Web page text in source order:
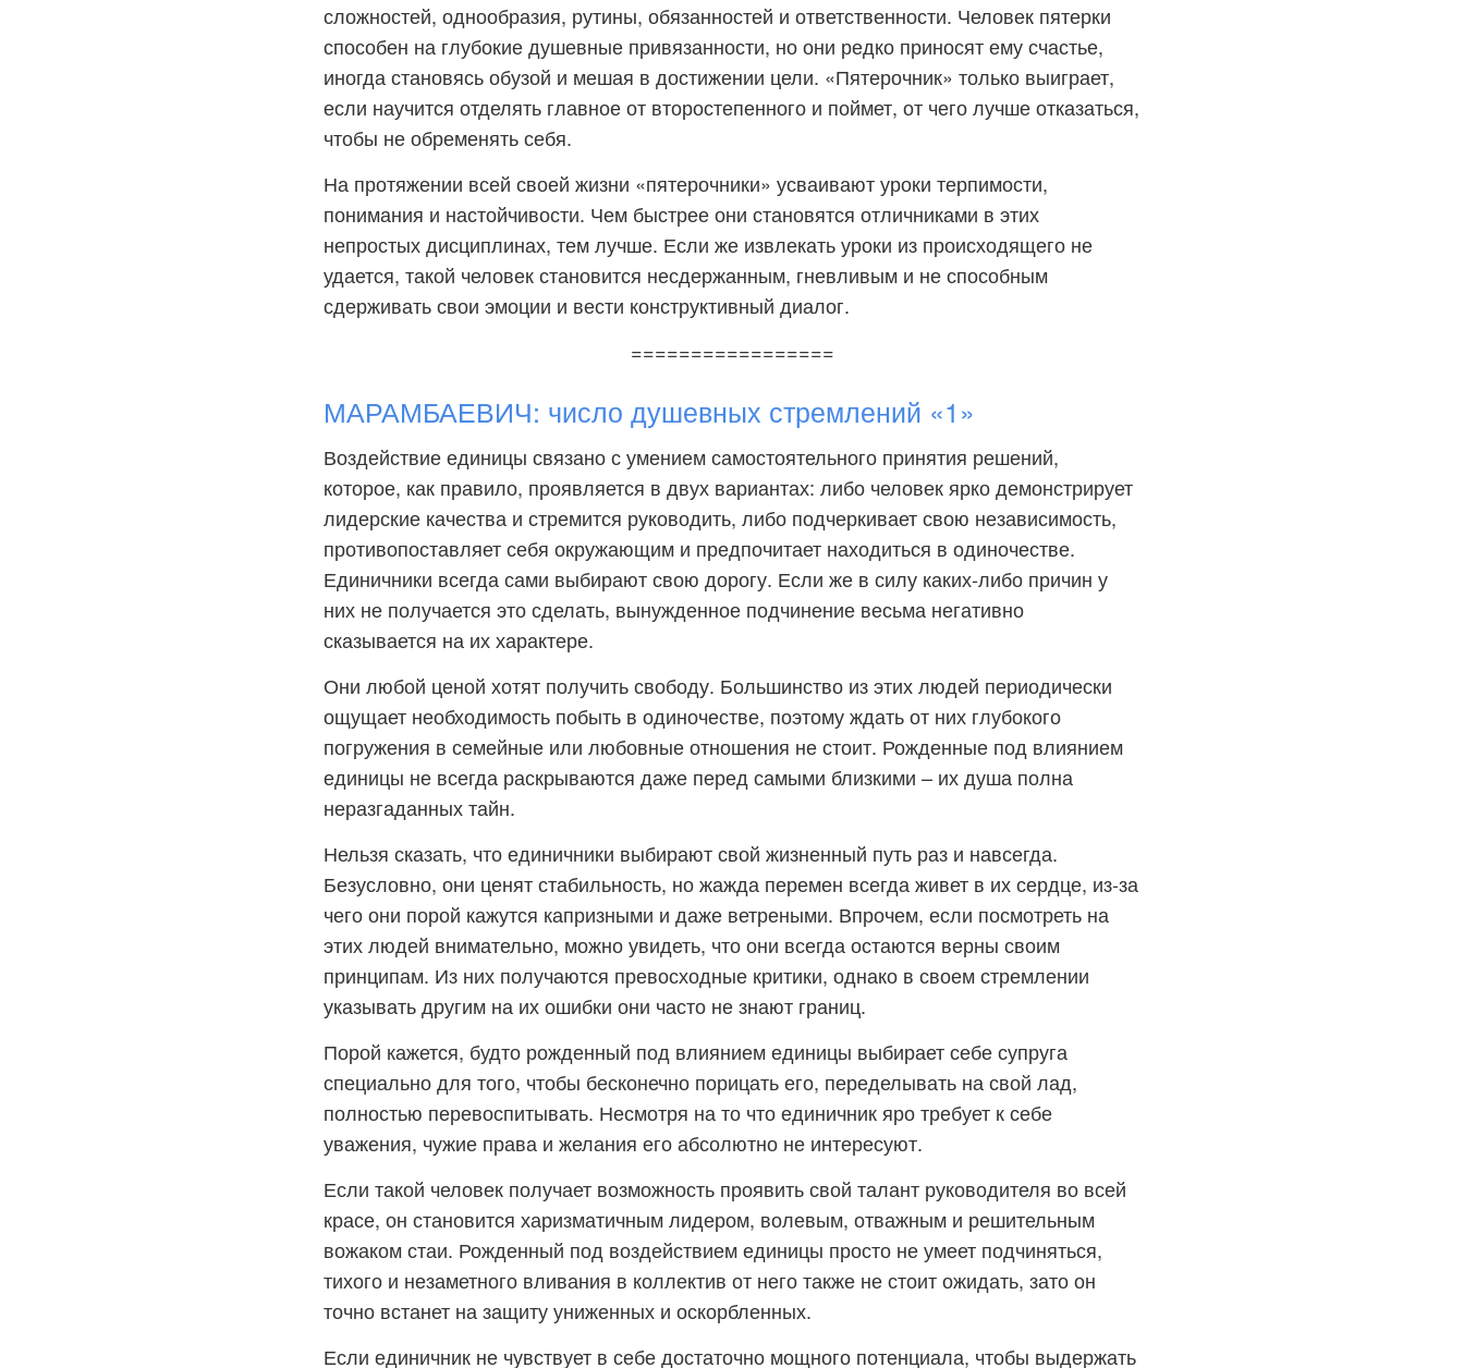
сложностей, однообразия, рутины, обязанностей и ответственности. Человек пятерки
способен на глубокие душевные привязанности, но они редко приносят ему счастье,
иногда становясь обузой и мешая в достижении цели. «Пятерочник» только выиграет,
если научится отделять главное от второстепенного и поймет, от чего лучше отказаться,
чтобы не обременять себя.
На протяжении всей своей жизни «пятерочники» усваивают уроки терпимости,
понимания и настойчивости. Чем быстрее они становятся отличниками в этих
непростых дисциплинах, тем лучше. Если же извлекать уроки из происходящего не
удается, такой человек становится несдержанным, гневливым и не способным
сдерживать свои эмоции и вести конструктивный диалог.
=================
МАРАМБАЕВИЧ: число душевных стремлений «1»
Воздействие единицы связано с умением самостоятельного принятия решений,
которое, как правило, проявляется в двух вариантах: либо человек ярко демонстрирует
лидерские качества и стремится руководить, либо подчеркивает свою независимость,
противопоставляет себя окружающим и предпочитает находиться в одиночестве.
Единичники всегда сами выбирают свою дорогу. Если же в силу каких-либо причин у
них не получается это сделать, вынужденное подчинение весьма негативно
сказывается на их характере.
Они любой ценой хотят получить свободу. Большинство из этих людей периодически
ощущает необходимость побыть в одиночестве, поэтому ждать от них глубокого
погружения в семейные или любовные отношения не стоит. Рожденные под влиянием
единицы не всегда раскрываются даже перед самыми близкими – их душа полна
неразгаданных тайн.
Нельзя сказать, что единичники выбирают свой жизненный путь раз и навсегда.
Безусловно, они ценят стабильность, но жажда перемен всегда живет в их сердце, из-за
чего они порой кажутся капризными и даже ветреными. Впрочем, если посмотреть на
этих людей внимательно, можно увидеть, что они всегда остаются верны своим
принципам. Из них получаются превосходные критики, однако в своем стремлении
указывать другим на их ошибки они часто не знают границ.
Порой кажется, будто рожденный под влиянием единицы выбирает себе супруга
специально для того, чтобы бесконечно порицать его, переделывать на свой лад,
полностью перевоспитывать. Несмотря на то что единичник яро требует к себе
уважения, чужие права и желания его абсолютно не интересуют.
Если такой человек получает возможность проявить свой талант руководителя во всей
красе, он становится харизматичным лидером, волевым, отважным и решительным
вожаком стаи. Рожденный под воздействием единицы просто не умеет подчиняться,
тихого и незаметного вливания в коллектив от него также не стоит ожидать, зато он
точно встанет на защиту униженных и оскорбленных.
Если единичник не чувствует в себе достаточно мощного потенциала, чтобы выдержать